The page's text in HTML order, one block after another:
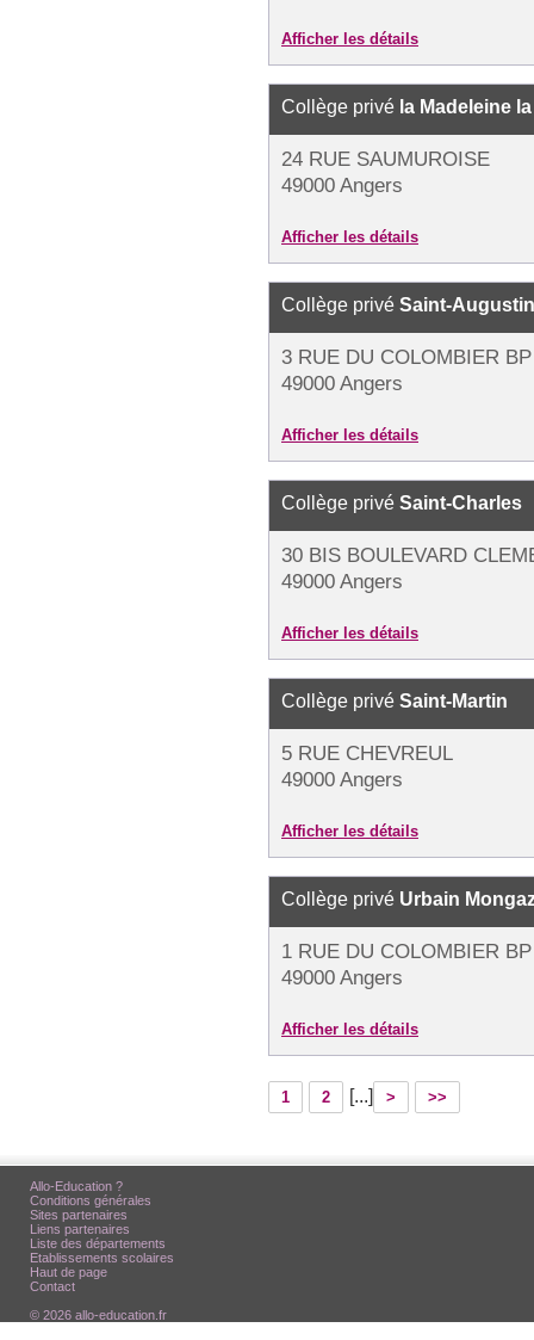
Afficher les détails
Collège privé la Madeleine
24 RUE SAUMUROISE
49000 Angers
Afficher les détails
Collège privé Saint-Augustin
3 RUE DU COLOMBIER
49000 Angers
Afficher les détails
Collège privé Saint-Charles
30 BIS BOULEVARD
49000 Angers
Afficher les détails
Collège privé Saint-Martin
5 RUE CHEVREUL
49000 Angers
Afficher les détails
Collège privé Urbain
1 RUE DU COLOMBIER
49000 Angers
Afficher les détails
1 2 [...] > >>
Allo-Education ?
Conditions générales
Sites partenaires
Liens partenaires
Liste des départements
Etablissements scolaires
Haut de page
Contact
© 2026 allo-education.fr